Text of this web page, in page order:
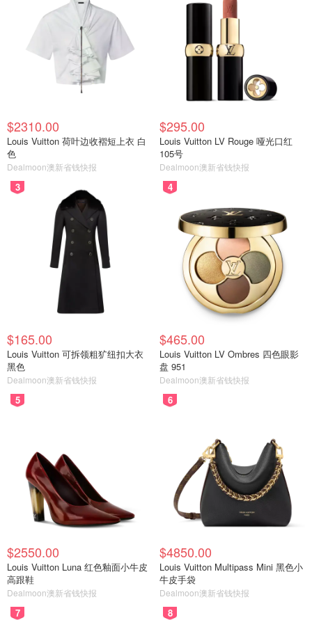
$2310.00
Louis Vuitton 荷叶边收褶短上衣 白
色
Dealmoon澳新省钱快报
$295.00
Louis Vuitton LV Rouge 哑光口红
105号
Dealmoon澳新省钱快报
3
$165.00
Louis Vuitton 可拆领粗犷纽扣大衣
黑色
Dealmoon澳新省钱快报
4
$465.00
Louis Vuitton LV Ombres 四色眼影
盘 951
Dealmoon澳新省钱快报
5
$2550.00
Louis Vuitton Luna 红色釉面小牛皮
高跟鞋
Dealmoon澳新省钱快报
6
$4850.00
Louis Vuitton Multipass Mini 黑色小
牛皮手袋
Dealmoon澳新省钱快报
7 8